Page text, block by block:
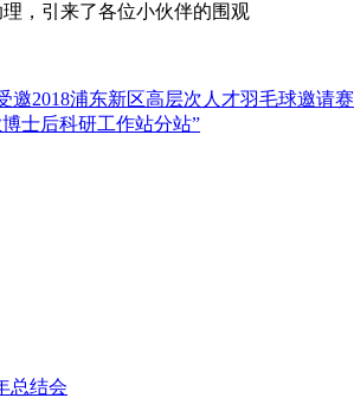
，引来了各位小伙伴的围观
邀2018浦东新区高层次人才羽毛球邀请赛
士后科研工作站分站”
总结会